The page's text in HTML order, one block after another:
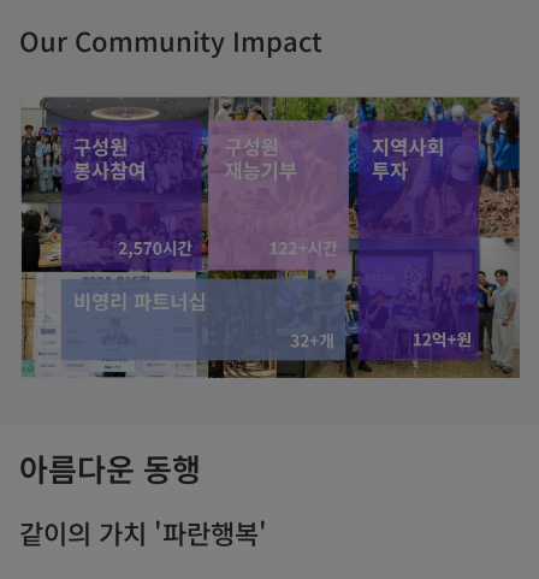
i
d
e
Our Community Impact
아름다운 동행
같이의 가치 '파란행복'